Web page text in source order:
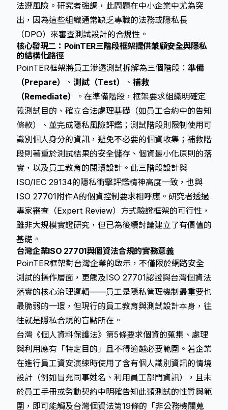
法遵風險。研究者強調，此問題在中小企業中尤為突
出，因為這些組織通常缺乏專職的法務或隱私長
（DPO）來審查測試設計的合規性。
核心發現二：PoinTER三階段框架提供兼顧安全與隱私
的結構化路徑
PoinTER框架將員工滲透測試拆解為三個階段： 準備
（Prepare）
、 測試（Test） 、 補救
（Remediate）
。在準備階段，框架要求組織明確定
義測試目的、確立合法處理基礎（如員工合約中的告知
條款）、並完成隱私風險評鑑 ；測試階段則限制使用可
識別個人身分的資訊，避免不必要的個資收集；補救階
段則著重於測試結果的安全儲存、個資最小化原則的落
實，以及員工教育的閉環設計。此三階段設計與
ISO/IEC 29134的隱私衝擊評鑑精神高度一致，也與
ISO 27701附件A的個資控制要求相呼應。研究者透過
專家審查（Expert Review）方式驗證框架的可行性，
雖非大規模實證研究，但已為後續討論建立了有價值的
基礎。
台灣企業ISO 27701與個資法合規的實務意義
PoinTER框架對台灣企業的啟示，不僅限於網路安全
測試的操作層面，更觸及ISO 27701認證與台灣個資法
落實的核心治理邏輯——員工是隱私管理機制最重要也
最脆弱的一環，但現行的員工教育與測試設計本身，往
往就是隱私合規的盲點所在。
台灣《個人資料保護法》第5條要求個資的蒐集、處理
與利用應有「特定目的」且不得逾越必要範圍。若企業
在進行員工資安演練時使用了含有個人識別資訊的情境
設計（例如冒充同事姓名、利用員工部門資訊），且未
於員工手冊或勞動契約中明確告知此類測試的性質與範
圍，即可能觸及台灣個資法第19條的「非公務機關蒐